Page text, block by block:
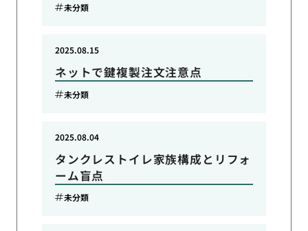
未分類
ネットで鍵複製注文注意点
2025.08.15
未分類
タンクレストイレ家族構成とリフォ
ーム盲点
2025.08.04
未分類